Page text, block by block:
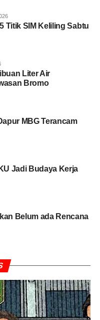
Titik SIM Keliling Sabtu
Liter Air
Bromo
MBG Terancam
Jadi Budaya Kerja
Belum ada Rencana